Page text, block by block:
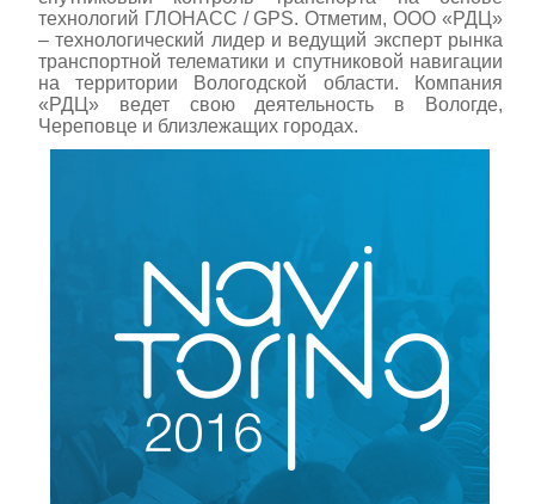
технологий ГЛОНАСС / GPS. Отметим, ООО «РДЦ»
– технологический лидер и ведущий эксперт рынка
транспортной телематики и спутниковой навигации
на территории Вологодской области. Компания
«РДЦ» ведет свою деятельность в Вологде,
Череповце и близлежащих городах.